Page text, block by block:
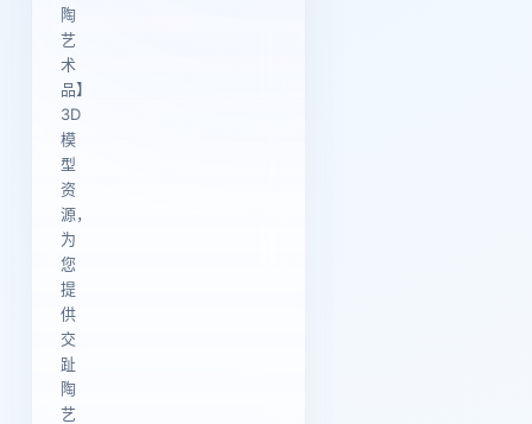
陶
艺
术
品】
3D
模
型
资
源，
为
您
提
供
交
趾
陶
艺